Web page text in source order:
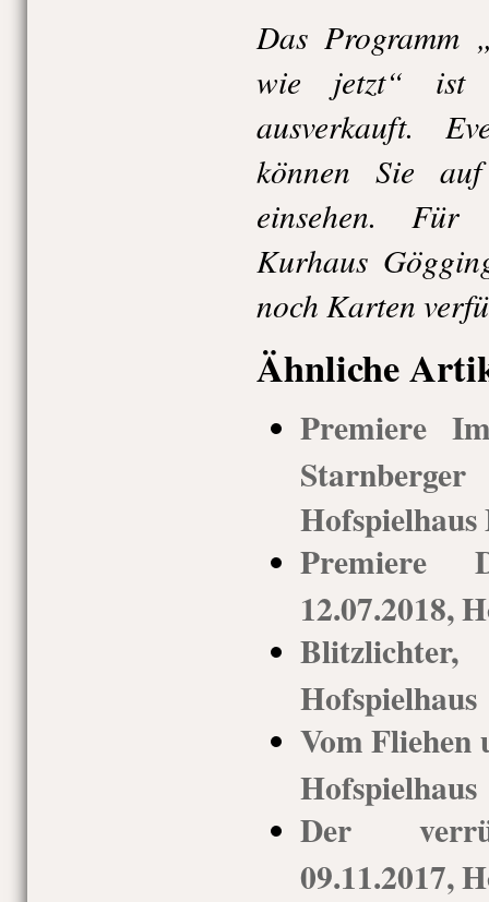
Das Programm
wie jetzt“ ist
ausverkauft.
können Sie auf
einsehen.
Kurhaus
noch Karten
Ähnliche
Premiere
Hofspielhaus
Premiere
12.07.2018,
Hofspielhaus
Vom Fliehen
Hofspielhaus
Der
09.11.2017,